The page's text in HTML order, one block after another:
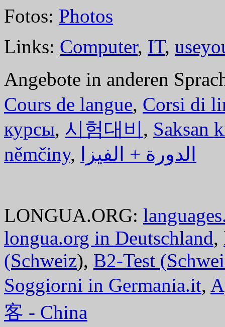
Fotos: Photos
Links: Computer, IT,
Angebote in anderen
Cours de langue, Corsi di
курсы, 시험대비, Saksan
němčiny, الدورة + الفيزا
LONGUA.ORG:
longua.org in Deutschland,
(Schweiz), B2-Test
Soggiorni in Germania.it,
客 - China